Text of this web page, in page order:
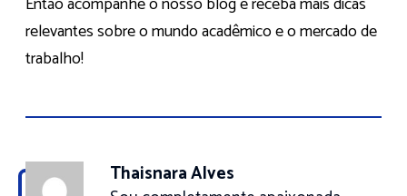
relevantes sobre o mundo acadêmico e o mercado de
trabalho!
Thaisnara Alves